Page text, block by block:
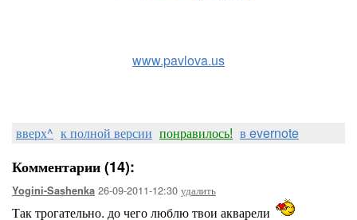
www.pavlova.us
вверх^ к полной версии понравилось! в evernote
Комментарии (14):
Yogini-Sashenka 26-09-2011-12:30 удалить
Так трогательно. до чего люблю твои акварели